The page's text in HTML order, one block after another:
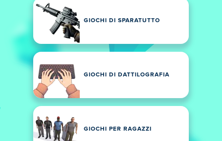
GIOCHI DI SPARATUTTO
GIOCHI DI DATTILOGRAFIA
GIOCHI PER RAGAZZI